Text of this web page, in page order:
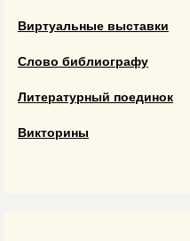
Виртуальные выставки
Слово библиографу
Литературный поединок
Викторины